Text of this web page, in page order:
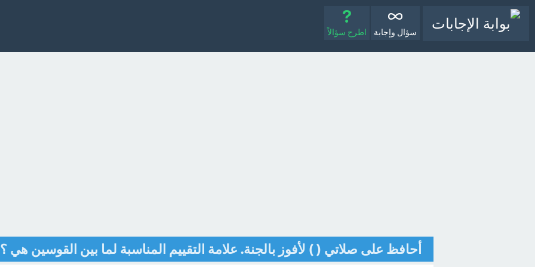
سؤال وإجابة اطرح سؤالاً
أحافظ على صلاتي ( ) لأفوز بالجنة. علامة التقييم المناسبة لما بين القوسين هي ؟